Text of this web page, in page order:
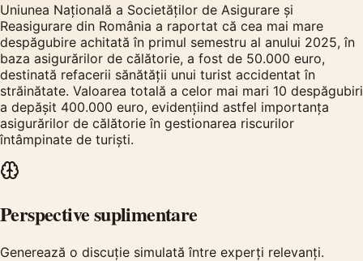
Uniunea Naţională a Societăţilor de Asigurare şi
Reasigurare din România a raportat că cea mai mare
despăgubire achitată în primul semestru al anului 2025, în
baza asigurărilor de călătorie, a fost de 50.000 euro,
destinată refacerii sănătății unui turist accidentat în
străinătate. Valoarea totală a celor mai mari 10 despăgubiri
a depășit 400.000 euro, evidențiind astfel importanța
asigurărilor de călătorie în gestionarea riscurilor
întâmpinate de turiști.
Perspective suplimentare
Generează o discuție simulată între experți relevanți.